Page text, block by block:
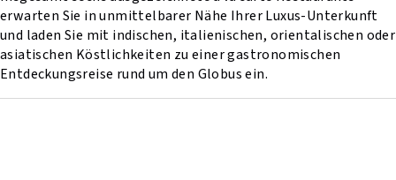
erwarten Sie in unmittelbarer Nähe Ihrer Luxus-Unterkunft
und laden Sie mit indischen, italienischen, orientalischen oder
asiatischen Köstlichkeiten zu einer gastronomischen
Entdeckungsreise rund um den Globus ein.